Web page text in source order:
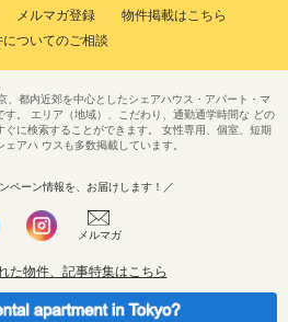
メルマガ登録
物件掲載はこちら
についてのご相談
、都内近郊を中心としたシェアハウス・アパート・マ
す。 エリア（地域）、こだわり、通勤通学時間な どの
に検索することができます。 女性専用、個室、短期
アハ ウスも多数掲載しています。
ペーン情報を、お届けします！／
メルマガ
た物件、記事特集はこちら